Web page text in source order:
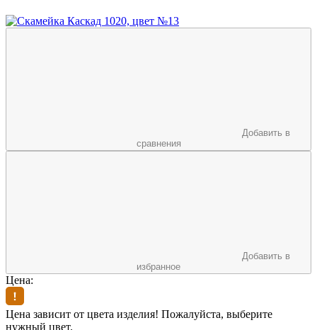
Добавить в
сравнения
Добавить в
избранное
Цена:
Цена зависит от цвета изделия! Пожалуйста, выберите
нужный цвет.